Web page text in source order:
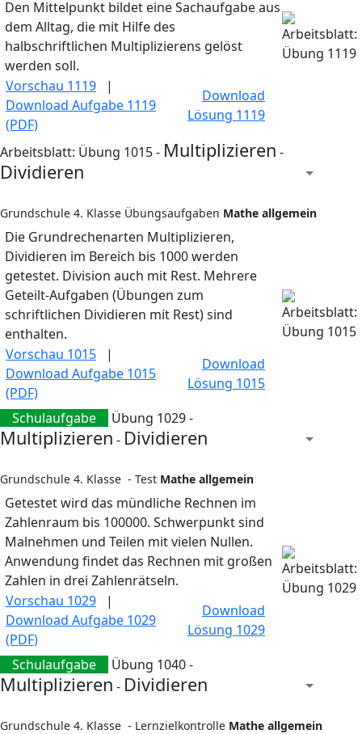
Den Mittelpunkt bildet eine Sachaufgabe aus
dem Alltag, die mit Hilfe des
halbschriftlichen Multiplizierens gelöst
werden soll.
Vorschau 1119 |
Download Aufgabe 1119
(PDF)
Download
Lösung 1119
Arbeitsblatt: Übung 1015 - Multiplizieren -
Dividieren
Grundschule 4. Klasse Übungsaufgaben Mathe allgemein
Die Grundrechenarten Multiplizieren,
Dividieren im Bereich bis 1000 werden
getestet. Division auch mit Rest. Mehrere
Geteilt-Aufgaben (Übungen zum
schriftlichen Dividieren mit Rest) sind
enthalten.
Vorschau 1015 |
Download Aufgabe 1015
(PDF)
Download
Lösung 1015
Schulaufgabe
Übung 1029 -
Multiplizieren - Dividieren
Grundschule 4. Klasse - Test Mathe allgemein
Getestet wird das mündliche Rechnen im
Zahlenraum bis 100000. Schwerpunkt sind
Malnehmen und Teilen mit vielen Nullen.
Anwendung findet das Rechnen mit großen
Zahlen in drei Zahlenrätseln.
Vorschau 1029 |
Download Aufgabe 1029
(PDF)
Download
Lösung 1029
Schulaufgabe
Übung 1040 -
Multiplizieren - Dividieren
Grundschule 4. Klasse - Lernzielkontrolle Mathe allgemein